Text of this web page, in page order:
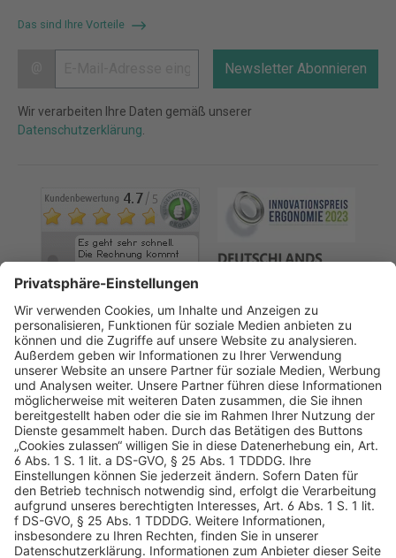
Das sind Ihre Vorteile
Newsletter Abonnieren
Wir verarbeiten Ihre Daten gemäß unserer
Datenschutzerklärung
AGB Datenschutz
Impressum
Sicherheitshinweis
Compliance